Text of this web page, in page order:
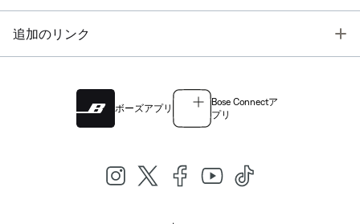
追加のリンク
ボーズアプリ
Bose Connectア
プリ